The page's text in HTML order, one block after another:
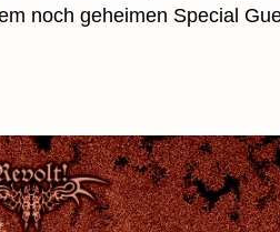
noch geheimen Special